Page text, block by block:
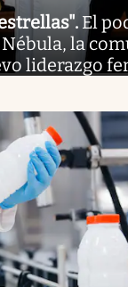
. El
la
liderazgo